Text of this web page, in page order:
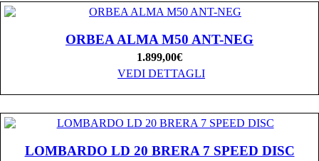
ORBEA ALMA M50 ANT-NEG
1.899,00€
VEDI DETTAGLI
LOMBARDO LD 20 BRERA 7 SPEED DISC